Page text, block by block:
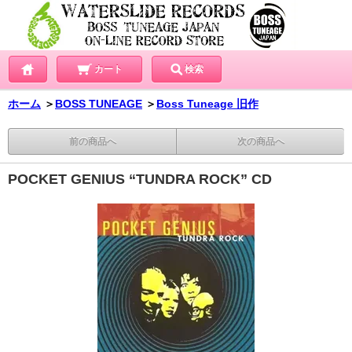
カート 検索
ホーム ＞ BOSS TUNEAGE ＞ Boss Tuneage 旧作
前の商品へ 次の商品へ
POCKET GENIUS “TUNDRA ROCK” CD